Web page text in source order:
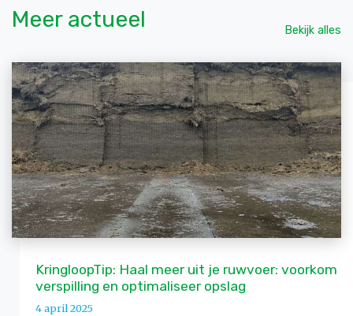
Meer actueel Bekijk alles
KringloopTip: Haal meer uit je ruwvoer: voorkom
verspilling en optimaliseer opslag
4 april 2025